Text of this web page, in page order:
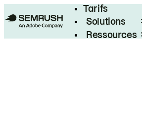
Tarifs
Solutions
Ressources